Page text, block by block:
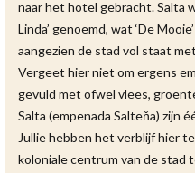
naar het hotel gebracht. Salta
Linda’ genoemd, wat ‘De
aangezien de stad vol staat
Vergeet hier niet om ergens
gevuld met ofwel vlees,
Salta (empenada Salteňa) zijn
Jullie hebben het verblijf hier
koloniale centrum van de stad